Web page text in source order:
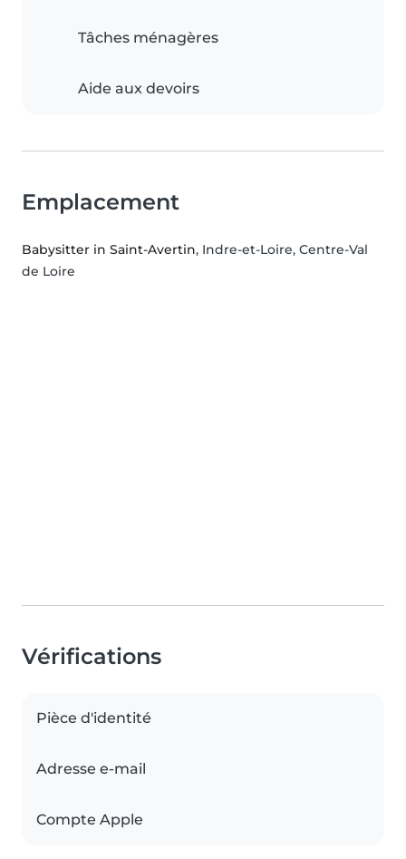
Tâches ménagères
Aide aux devoirs
Emplacement
Babysitter in Saint-Avertin, Indre-et-Loire, Centre-Val
de Loire
Vérifications
Pièce d'identité
Adresse e-mail
Compte Apple